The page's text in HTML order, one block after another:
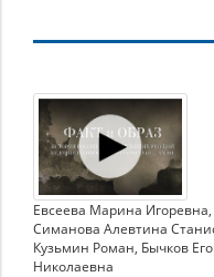
Материалы
из
фонда
Евсеева Марина Игоревна,
Симанова Алевтина
Кузьмин Роман, Бычков
Николаевна